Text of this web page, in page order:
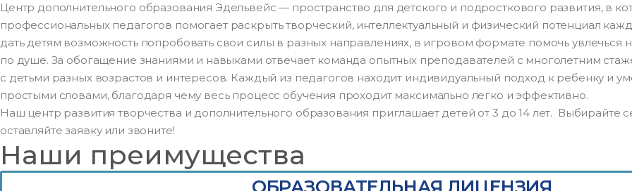
Центр дополнительного образования Эдельвейс — пространство для детского и подросткового развития, в
профессиональных педагогов помогает раскрыть творческий, интеллектуальный и физический потенциал
дать детям возможность попробовать свои силы в разных направлениях, в игровом формате помочь увлечься
по душе. За обогащение знаниями и навыками отвечает команда опытных преподавателей с многолетним
с детьми разных возрастов и интересов. Каждый из педагогов находит индивидуальный подход к ребенку и
простыми словами, благодаря чему весь процесс обучения проходит максимально легко и эффективно.
Наш центр развития творчества и дополнительного образования приглашает детей от 3 до 14 лет. Выбирайте
оставляйте заявку или звоните!
Наши преимущества
ОБРАЗОВАТЕЛЬНАЯ ЛИЦЕНЗИЯ